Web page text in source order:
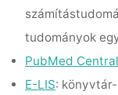
tudományok
PubMed Central
E-LIS: